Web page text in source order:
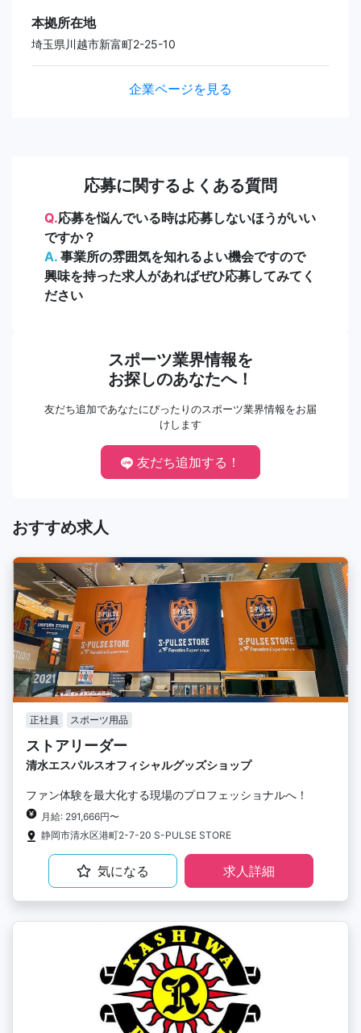
本拠所在地
埼玉県川越市新富町2-25-10
企業ページを見る
応募に関するよくある質問
Q.応募を悩んでいる時は応募しないほうがいい
ですか？
A. 事業所の雰囲気を知れるよい機会ですので
興味を持った求人があればぜひ応募してみてく
ださい
スポーツ業界情報を
お探しのあなたへ！
友だち追加であなたにぴったりのスポーツ業界情報をお届
けします
友だち追加する！
おすすめ求人
正社員 スポーツ用品
ストアリーダー
清水エスパルスオフィシャルグッズショップ
ファン体験を最大化する現場のプロフェッショナルへ！
月給: 291,666円〜
静岡市清水区港町2-7-20 S-PULSE STORE
気になる 求人詳細